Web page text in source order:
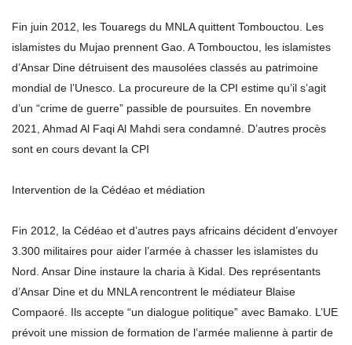
Fin juin 2012, les Touaregs du MNLA quittent Tombouctou. Les
islamistes du Mujao prennent Gao. A Tombouctou, les islamistes
d’Ansar Dine détruisent des mausolées classés au patrimoine
mondial de l’Unesco. La procureure de la CPI estime qu’il s’agit
d’un “crime de guerre” passible de poursuites. En novembre
2021, Ahmad Al Faqi Al Mahdi sera condamné. D’autres procès
sont en cours devant la CPI
Intervention de la Cédéao et médiation
Fin 2012, la Cédéao et d’autres pays africains décident d’envoyer
3.300 militaires pour aider l’armée à chasser les islamistes du
Nord. Ansar Dine instaure la charia à Kidal. Des représentants
d’Ansar Dine et du MNLA rencontrent le médiateur Blaise
Compaoré. Ils accepte “un dialogue politique” avec Bamako. L’UE
prévoit une mission de formation de l’armée malienne à partir de